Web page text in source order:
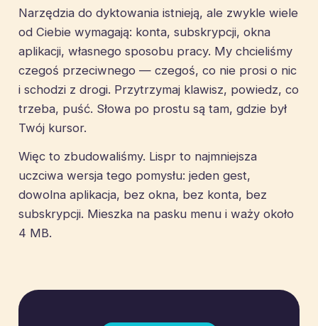
Narzędzia do dyktowania istnieją, ale zwykle wiele
od Ciebie wymagają: konta, subskrypcji, okna
aplikacji, własnego sposobu pracy. My chcieliśmy
czegoś przeciwnego — czegoś, co nie prosi o nic
i schodzi z drogi. Przytrzymaj klawisz, powiedz, co
trzeba, puść. Słowa po prostu są tam, gdzie był
Twój kursor.
Więc to zbudowaliśmy. Lispr to najmniejsza
uczciwa wersja tego pomysłu: jeden gest,
dowolna aplikacja, bez okna, bez konta, bez
subskrypcji. Mieszka na pasku menu i waży około
4 MB.